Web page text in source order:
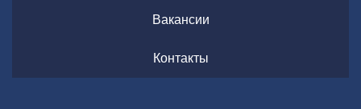
Вакансии
Контакты